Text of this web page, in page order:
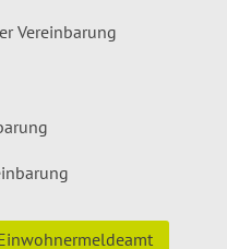
Vereinbarung